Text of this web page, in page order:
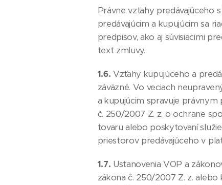
Právne vzťahy predávajúceho
predávajúcim a kupujúcim sa
predpisov, ako aj súvisiacimi
text zmluvy.
1.6. Vzťahy kupujúceho a
záväzné. Vo veciach
a kupujúcim spravuje právnym
č. 250/2007 Z. z. o ochrane
tovaru alebo poskytovaní
priestorov predávajúceho v
1.7. Ustanovenia VOP a
zákona č. 250/2007 Z. z.